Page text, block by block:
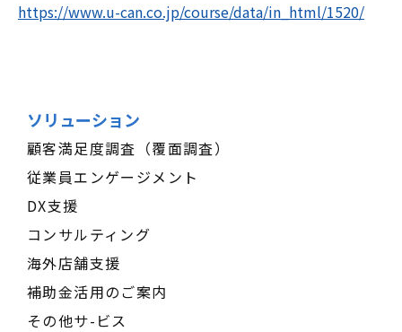
https://www.u-can.co.jp/course/data/in_html/1520/
ソリューション
顧客満足度調査（覆面調査）
従業員エンゲージメント
DX支援
コンサルティング
海外店舗支援
補助金活用のご案内
その他サ-ビス